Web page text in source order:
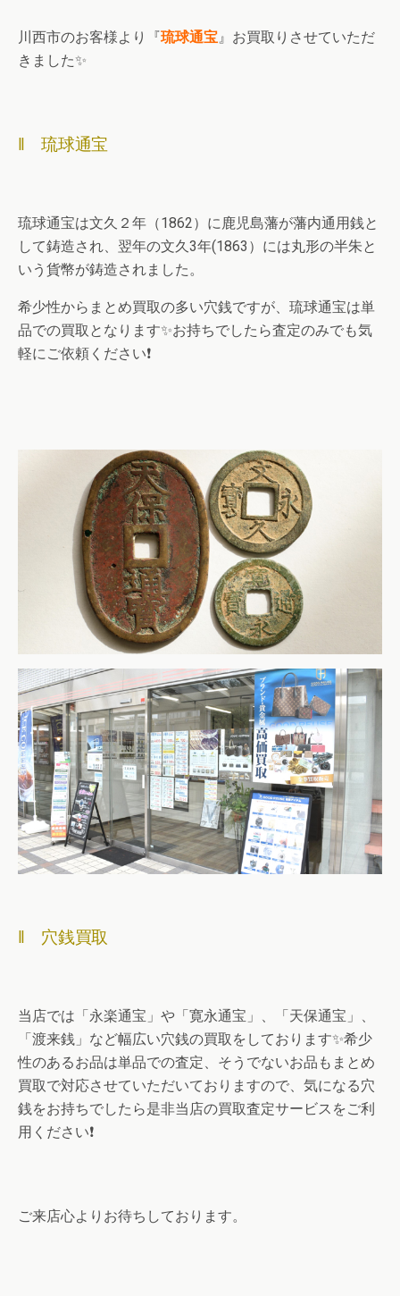
川西市のお客様より『琉球通宝 』お買取りさせていただ
きました✨
‖ 琉球通宝
琉球通宝は文久２年（1862）に鹿児島藩が藩内通用銭と
して鋳造され、翌年の文久3年(1863）には丸形の半朱と
いう貨幣が鋳造されました。
希少性からまとめ買取の多い穴銭ですが、琉球通宝は単
品での買取となります✨お持ちでしたら査定のみでも気
軽にご依頼ください❗
‖ 穴銭買取
当店では「永楽通宝」や「寛永通宝」、「天保通宝」、
「渡来銭」など幅広い穴銭の買取をしております✨希少
性のあるお品は単品での査定、そうでないお品もまとめ
買取で対応させていただいておりますので、気になる穴
銭をお持ちでしたら是非当店の買取査定サービスをご利
用ください❗
ご来店心よりお待ちしております。